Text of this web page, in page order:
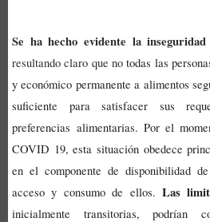
Se ha hecho evidente la
resultando claro que notodas las
y económico permanente a alimentos
suficiente para satisfacer sus
preferencias alimentarias. Por el
COVID 19, esta situación obedece
en el componente de disponibilidad
acceso y consumo de ellos. Las
inicialmente transitorias, podrían